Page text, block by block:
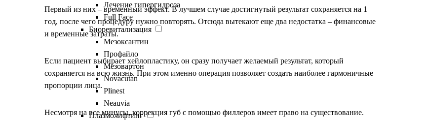
Лечение гипергидроза
Full Face
Биоревитализация
Мезоксантин
Профайло
Мезовартон
Novacutan
Plinest
Neauvia
Плазмолифтинг
Первый из них – временный эффект. В лучшем случае достигнутый результат сохраняется на 1
год, после чего процедуру нужно повторять. Отсюда вытекают еще два недостатка – финансовые
и временные затраты.
Если пациент выбирает хейлопластику, он сразу получает желаемый результат, который
сохраняется на всю жизнь. При этом именно операция позволяет создать наиболее гармоничные
пропорции лица.
Несмотря на все минусы, коррекция губ с помощью филлеров имеет право на существование.